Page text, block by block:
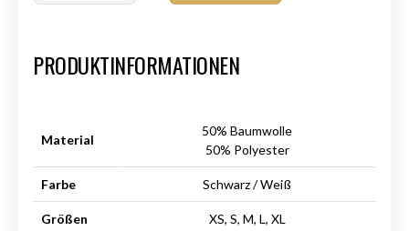
PRODUKTINFORMATIONEN
Material
50% Baumwolle
50% Polyester
Farbe Schwarz / Weiß
Größen XS, S, M, L, XL